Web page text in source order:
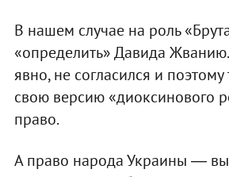
В нашем случае на роль
«определить» Давида
явно, не согласился и
свою версию «диоксинового
право.
А право народа Украины ―